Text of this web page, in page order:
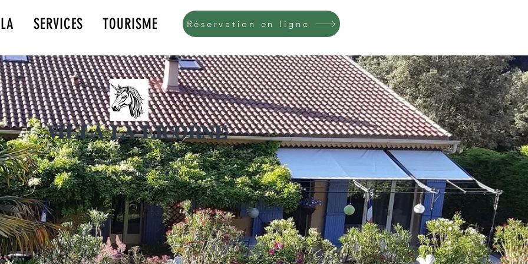
SERVICES TOURISME Réservation en ligne
VILLA LA LICORNE
Gîte de France****
Piscine privée, Spa, Tennis,
Golf Sainte Victoire à 9km